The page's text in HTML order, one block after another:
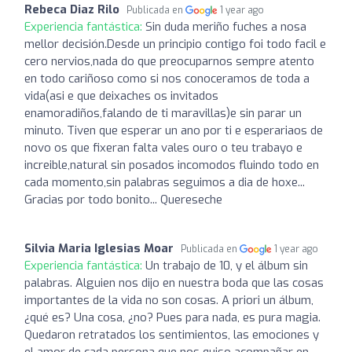
Rebeca Diaz Rilo Publicada en 1 year ago
Experiencia fantástica: Sin duda meriño fuches a nosa
mellor decisión.Desde un principio contigo foi todo facil e
cero nervios,nada do que preocuparnos sempre atento
en todo cariñoso como si nos conoceramos de toda a
vida(asi e que deixaches os invitados
enamoradiños,falando de ti maravillas)e sin parar un
minuto. Tiven que esperar un ano por ti e esperariaos de
novo os que fixeran falta vales ouro o teu trabayo e
increible,natural sin posados incomodos fluindo todo en
cada momento,sin palabras seguimos a dia de hoxe...
Gracias por todo bonito... Quereseche
Silvia Maria Iglesias Moar Publicada en 1 year ago
Experiencia fantástica: Un trabajo de 10, y el álbum sin
palabras. Alguien nos dijo en nuestra boda que las cosas
importantes de la vida no son cosas. A priori un álbum,
¿qué es? Una cosa, ¿no? Pues para nada, es pura magia.
Quedaron retratados los sentimientos, las emociones y